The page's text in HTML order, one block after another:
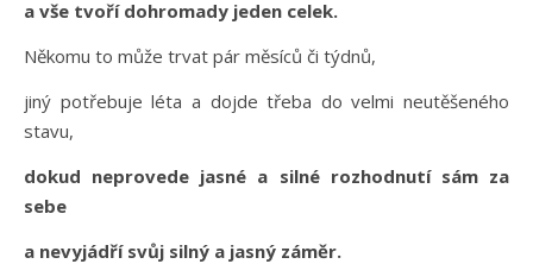
a vše tvoří dohromady jeden celek.
Někomu to může trvat pár měsíců či týdnů,
jiný potřebuje léta a dojde třeba do velmi neutěšeného
stavu,
dokud neprovede jasné a silné rozhodnutí sám za
sebe
a nevyjádří svůj silný a jasný záměr.